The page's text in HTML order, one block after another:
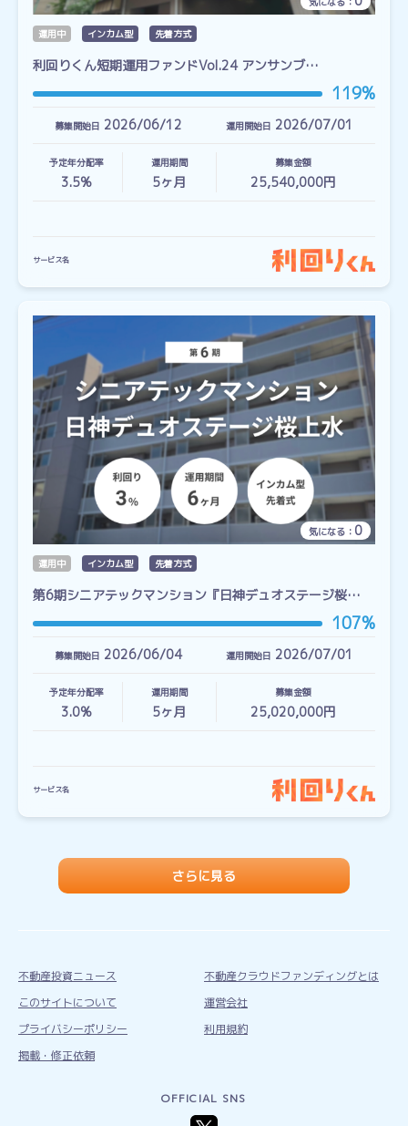
運用中 インカム型 先着方式
利回りくん短期運用ファンドVol.24 アンサンブ…
119%
募集開始日 2026/06/12 運用開始日 2026/07/01
予定年分配率
3.5%
運用期間
5ヶ月
募集金額
25,540,000円
サービス名
気になる： 0
運用中 インカム型 先着方式
第6期シニアテックマンション『日神デュオステージ桜…
107%
募集開始日 2026/06/04 運用開始日 2026/07/01
予定年分配率
3.0%
運用期間
5ヶ月
募集金額
25,020,000円
サービス名
さらに見る
不動産投資ニュース
不動産クラウドファンディングとは
このサイトについて
運営会社
プライバシーポリシー
利用規約
掲載・修正依頼
OFFICIAL SNS